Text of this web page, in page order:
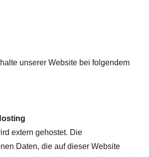
unserer Website bei folgendem
extern gehostet. Die
Daten, die auf dieser Website